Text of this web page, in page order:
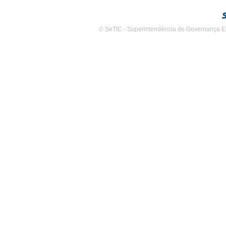
© SeTIC - Superintendência de Governança